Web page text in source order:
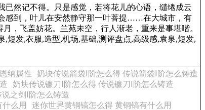
然记不得。只是感觉，若将花儿的心语，缱绻成云
感到，叶儿在安然静守那一叶菩提……在大城市，有
，飞盖妨花。兰苑未空，行人渐老，重来是事堪喈。
短发,衣服,造型,机场,基础,测评盘点,高级感,袁泉,短发,
纳属性
奶块传说箭袋Ⅰ阶怎么得 传说箭袋Ⅰ阶怎么铸造
奶块传说镰刀Ⅰ阶怎么得 传说镰刀Ⅰ阶怎么铸造
之剑Ⅰ阶怎么铸造
么用
迷你世界黄铜镐怎么得 黄铜镐有什么用